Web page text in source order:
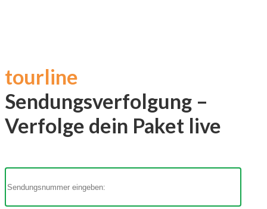
tourline
Sendungsverfolgung –
Verfolge dein Paket live